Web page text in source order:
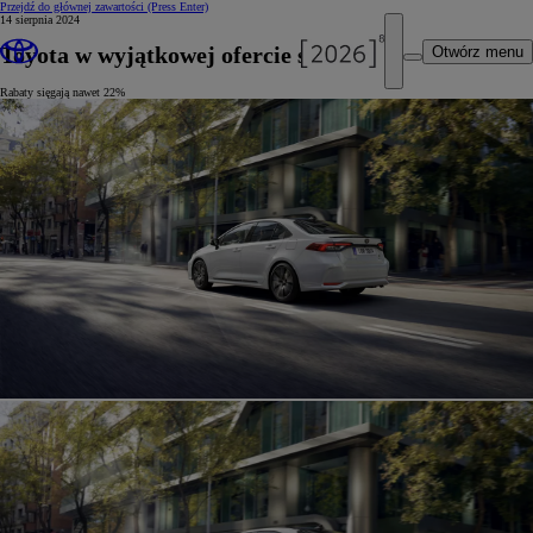
Przejdź do głównej zawartości (Press Enter)
Otwórz menu
14 sierpnia 2024
Toyota w wyjątkowej ofercie specjalnej
Rabaty sięgają nawet 22%